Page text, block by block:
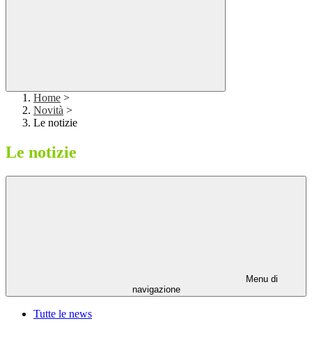
Home >
Novità >
Le notizie
Le notizie
Menu di
navigazione
Tutte le news